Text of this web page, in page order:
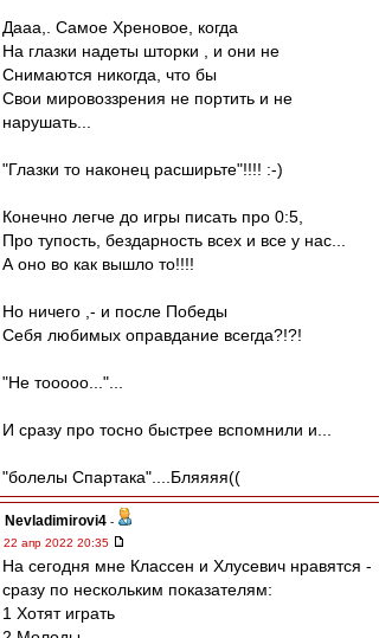
Дааа,. Самое Хреновое, когда
На глазки надеты шторки , и они не
Снимаются никогда, что бы
Свои мировоззрения не портить и не
нарушать...
"Глазки то наконец расширьте"!!!! :-)
Конечно легче до игры писать про 0:5,
Про тупость, бездарность всех и все у нас...
А оно во как вышло то!!!!
Но ничего ,- и после Победы
Себя любимых оправдание всегда?!?!
"Не тооооо..."...
И сразу про тосно быстрее вспомнили и...
"болелы Спартака"....Бляяяя((
Nevladimirovi4 -
22 апр 2022 20:35
На сегодня мне Классен и Хлусевич нравятся -
сразу по нескольким показателям:
1 Хотят играть